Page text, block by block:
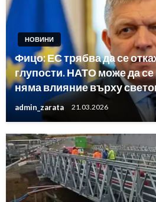
НОВИНИ
Фицо: ЕС трябва да се
глупости. НАТО може да
няма влияние върху
admin_zarata 21.03.2026